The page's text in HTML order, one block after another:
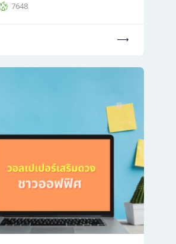
7648